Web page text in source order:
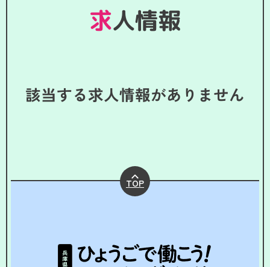
求人情報
該当する求人情報がありません
TOP